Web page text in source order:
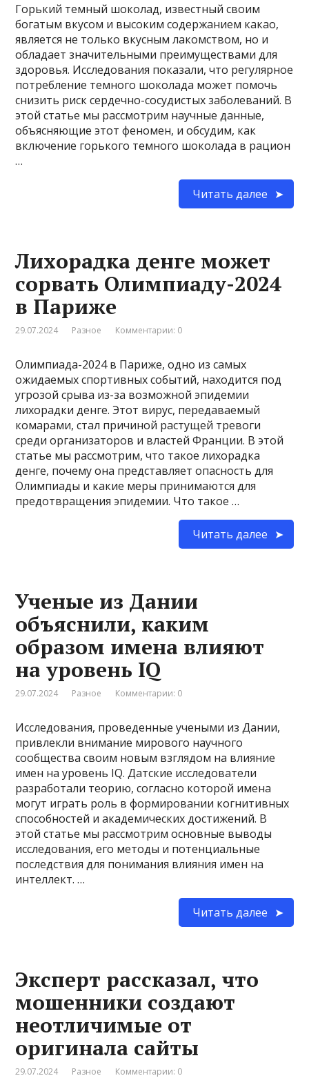
Горький темный шоколад, известный своим
богатым вкусом и высоким содержанием какао,
является не только вкусным лакомством, но и
обладает значительными преимуществами для
здоровья. Исследования показали, что регулярное
потребление темного шоколада может помочь
снизить риск сердечно-сосудистых заболеваний. В
этой статье мы рассмотрим научные данные,
объясняющие этот феномен, и обсудим, как
включение горького темного шоколада в рацион
…
Читать далее
Лихорадка денге может
сорвать Олимпиаду-2024
в Париже
29.07.2024 Разное Комментарии: 0
Олимпиада-2024 в Париже, одно из самых
ожидаемых спортивных событий, находится под
угрозой срыва из-за возможной эпидемии
лихорадки денге. Этот вирус, передаваемый
комарами, стал причиной растущей тревоги
среди организаторов и властей Франции. В этой
статье мы рассмотрим, что такое лихорадка
денге, почему она представляет опасность для
Олимпиады и какие меры принимаются для
предотвращения эпидемии. Что такое …
Читать далее
Ученые из Дании
объяснили, каким
образом имена влияют
на уровень IQ
29.07.2024 Разное Комментарии: 0
Исследования, проведенные учеными из Дании,
привлекли внимание мирового научного
сообщества своим новым взглядом на влияние
имен на уровень IQ. Датские исследователи
разработали теорию, согласно которой имена
могут играть роль в формировании когнитивных
способностей и академических достижений. В
этой статье мы рассмотрим основные выводы
исследования, его методы и потенциальные
последствия для понимания влияния имен на
интеллект. …
Читать далее
Эксперт рассказал, что
мошенники создают
неотличимые от
оригинала сайты
29.07.2024 Разное Комментарии: 0